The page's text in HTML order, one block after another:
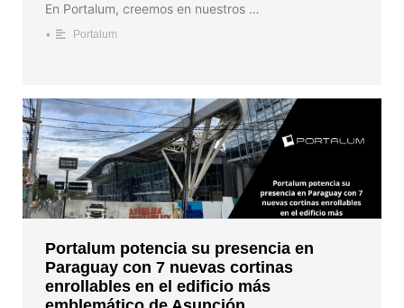
En Portalum, creemos en nuestros …
• Portalum
Portalum potencia su presencia en
Paraguay con 7 nuevas cortinas
enrollables en el edificio más